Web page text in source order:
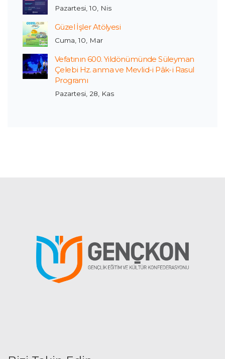
Pazartesi, 10, Nis
Güzel İşler Atölyesi
Cuma, 10, Mar
Vefatının 600. Yıldönümünde Süleyman
Çelebi Hz. anma ve Mevlid-i Pâk-i Rasul
Programı
Pazartesi, 28, Kas